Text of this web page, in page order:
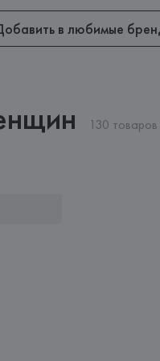
в любимые
130 товаров